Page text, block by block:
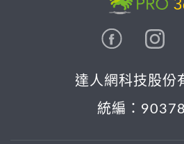
達人網科技股份
統編：